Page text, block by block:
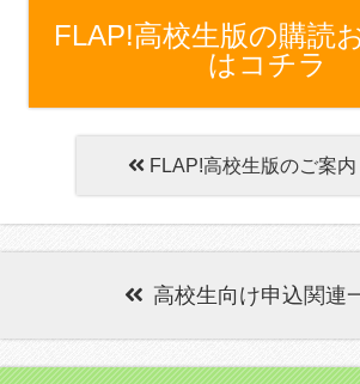
FLAP!高校生版の購読
はコチラ
FLAP!高校生版のご案内
高校生向け申込関連